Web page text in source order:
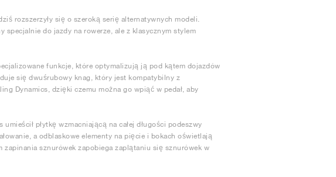
rozszerzyły się o szeroką serię alternatywnych modeli.
do jazdy na rowerze, ale z klasycznym stylem
funkcje, które optymalizują ją pod kątem dojazdów
się dwuśrubowy knag, który jest kompatybilny z
Dynamics, dzięki czemu można go wpiąć w pedał, aby
płytkę wzmacniającą na całej długości podeszwy
a odblaskowe elementy na pięcie i bokach oświetlają
zapinania sznurówek zapobiega zaplątaniu się sznurówek w